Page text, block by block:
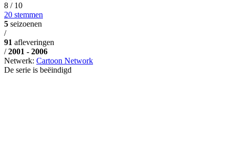
8 / 10
20 stemmen
5 seizoenen
/
91 afleveringen
/ 2001 - 2006
Netwerk: Cartoon Network
De serie is beëindigd